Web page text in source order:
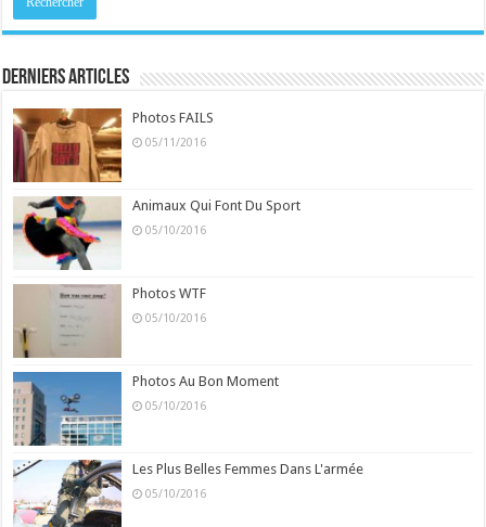
Derniers Articles
Photos FAILS
05/11/2016
Animaux Qui Font Du Sport
05/10/2016
Photos WTF
05/10/2016
Photos Au Bon Moment
05/10/2016
Les Plus Belles Femmes Dans L'armée
05/10/2016